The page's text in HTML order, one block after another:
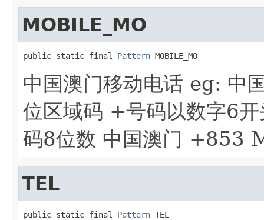
MOBILE_MO
public static final Pattern MOBILE_MO
中国澳门移动电话 eg:
位区域码 +号码以数字6
码8位数 中国澳门 +853
TEL
public static final Pattern TEL